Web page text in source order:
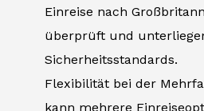
Einreise nach
überprüft und
Sicherheitsstandards.
Flexibilität bei der
kann mehrere